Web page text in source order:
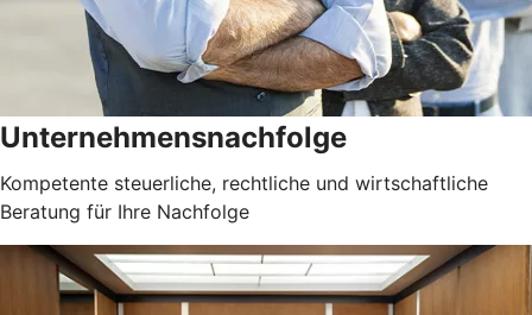
Unternehmensnachfolge
Kompetente steuerliche, rechtliche und wirtschaftliche
Beratung für Ihre Nachfolge